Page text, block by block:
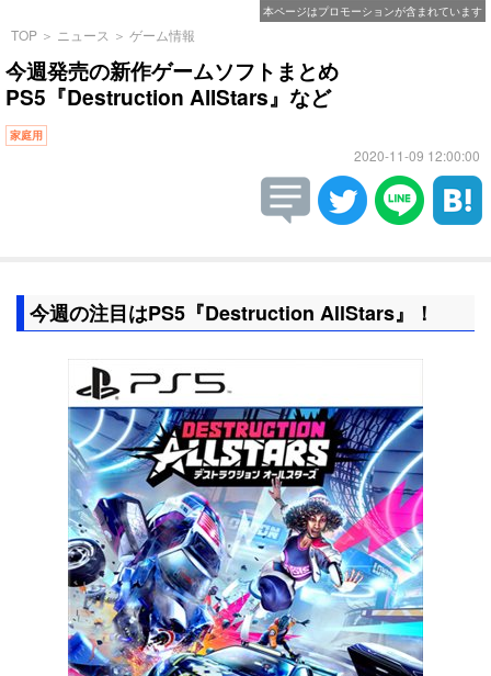
本ページはプロモーションが含まれています
TOP ＞ ニュース ＞ ゲーム情報
今週発売の新作ゲームソフトまとめ
PS5『Destruction AllStars』など
家庭用
2020-11-09 12:00:00
今週の注目はPS5『Destruction AllStars』！